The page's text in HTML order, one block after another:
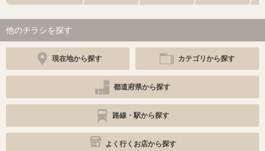
他のチラシを探す
現在地から探す カテゴリから探す
都道府県から探す
路線・駅から探す
よく行くお店から探す